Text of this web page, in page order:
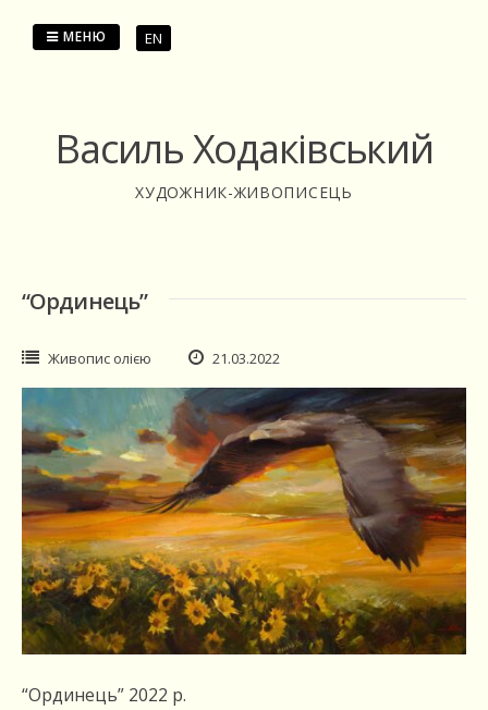
Василь Ходаківський
ХУДОЖНИК-ЖИВОПИСЕЦЬ
МЕНЮ EN
“Ординець”
Живопис олією 21.03.2022
“Ординець” 2022 р.